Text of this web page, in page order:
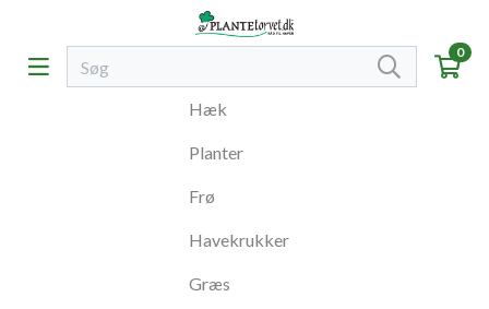
0
Hæk
Planter
Frø
Havekrukker
Græs